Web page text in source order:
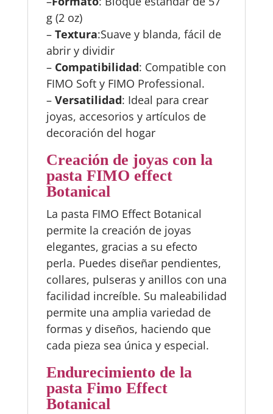
g (2 oz)
– Textura:Suave y blanda, fácil de
abrir y dividir
– Compatibilidad: Compatible con
FIMO Soft y FIMO Professional.
– Versatilidad: Ideal para crear
joyas, accesorios y artículos de
decoración del hogar
Creación de joyas con la
pasta FIMO effect
Botanical
La pasta FIMO Effect Botanical
permite la creación de joyas
elegantes, gracias a su efecto
perla. Puedes diseñar pendientes,
collares, pulseras y anillos con una
facilidad increíble. Su maleabilidad
permite una amplia variedad de
formas y diseños, haciendo que
cada pieza sea única y especial.
Endurecimiento de la
pasta Fimo Effect
Botanical